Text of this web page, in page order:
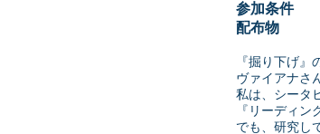
参加条
配布
『掘り下げ』
ヴァイアナさ
私は、シータ
『リーディ
でも、研究し